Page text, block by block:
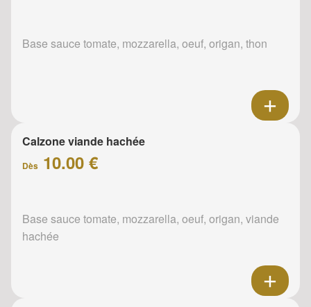
Base sauce tomate, mozzarella, oeuf, origan, thon
Calzone viande hachée
Dès 10.00 €
Base sauce tomate, mozzarella, oeuf, origan, viande
hachée